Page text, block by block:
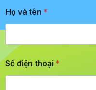
Họ và tên *
Số điện thoại *